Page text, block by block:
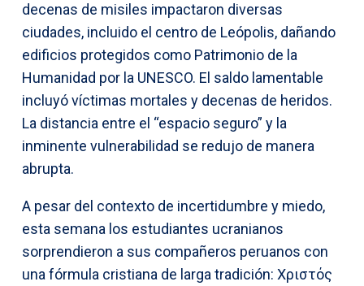
decenas de misiles impactaron diversas
ciudades, incluido el centro de Leópolis, dañando
edificios protegidos como Patrimonio de la
Humanidad por la UNESCO. El saldo lamentable
incluyó víctimas mortales y decenas de heridos.
La distancia entre el “espacio seguro” y la
inminente vulnerabilidad se redujo de manera
abrupta.
A pesar del contexto de incertidumbre y miedo,
esta semana los estudiantes ucranianos
sorprendieron a sus compañeros peruanos con
una fórmula cristiana de larga tradición: Χριστός